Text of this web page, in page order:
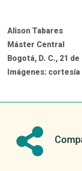
Alison Tabares
Máster Central
Bogotá, D. C., 21
Imágenes: cortesía